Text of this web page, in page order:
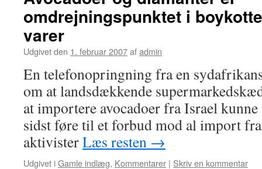
omdrejningspunktet i
varer
Udgivet den 1. februar 2007afadmin
En telefonopringning fra en
om at landsdækkende
at importere avocadoer fra Israel
sidst føre til et forbud mod al import
aktivisterLæs resten →
Udgivet iGamle indlæg, Kommentarer | Skriv en kommentar